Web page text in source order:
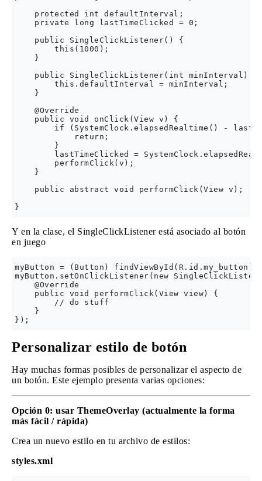
    protected int defaultInterval;
    private long lastTimeClicked = 0;
    public SingleClickListener() {
        this(1000);
    }
    public SingleClickListener(int minInterval) {
        this.defaultInterval = minInterval;
    }
    @Override
    public void onClick(View v) {
if (SystemClock.elapsedRealtime() -
            return;
        }
lastTimeClicked =
        performClick(v);
    }
    public abstract void performClick(View v);
Y en la clase, el SingleClickListener está asociado al botón
en juego
myButton = (Button) findViewById(R.id.my_button);
myButton.setOnClickListener(new
    @Override
    public void performClick(View view) {
        // do stuff
    }
Personalizar estilo de botón
Hay muchas formas posibles de personalizar el aspecto de
un botón. Este ejemplo presenta varias opciones:
Opción 0: usar ThemeOverlay (actualmente la forma
más fácil / rápida)
Crea un nuevo estilo en tu archivo de estilos:
styles.xml